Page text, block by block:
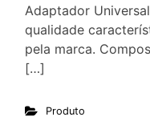
Adaptador
qualidade
pela marca.
[…]
Produto